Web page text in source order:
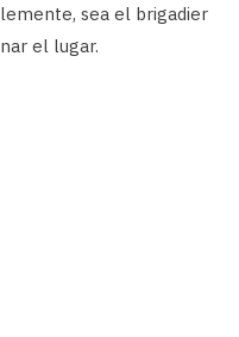
sea el brigadier
el lugar.